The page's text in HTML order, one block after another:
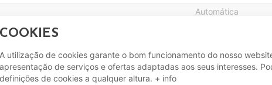
Automática
43 cm
COOKIES
A utilização de cookies garante o bom funcionamento do nosso
apresentação de serviços e ofertas adaptadas aos seus interesses.
definições de cookies a qualquer altura. + info